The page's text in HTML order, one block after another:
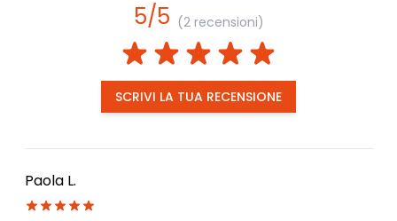
5/5 (2 recensioni)
SCRIVI LA TUA RECENSIONE
Paola L.